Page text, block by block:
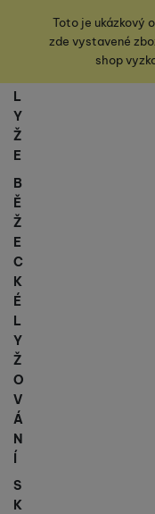
Toto je ukázkový
zde vystavené
shop
L
Y
Ž
E
B
Ě
Ž
E
C
K
É
L
Y
Ž
O
V
Á
N
Í
S
K